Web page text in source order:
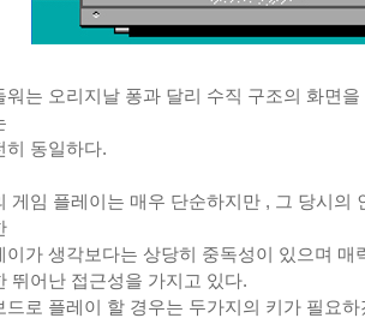
워는 오리지날 퐁과 달리 수직 구조의 화면
히 동일하다.
게임 플레이는 매우 단순하지만 , 그 당시의
이가 생각보다는 상당히 중독성이 있으며 매
뛰어난 접근성을 가지고 있다.
드로 플레이 할 경우는 두가지의 키가 필요하